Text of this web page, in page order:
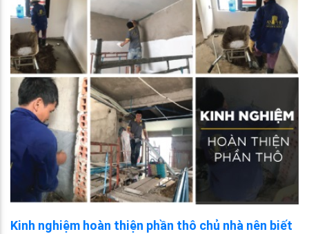
Kinh nghiệm hoàn thiện phần thô chủ nhà nên biết